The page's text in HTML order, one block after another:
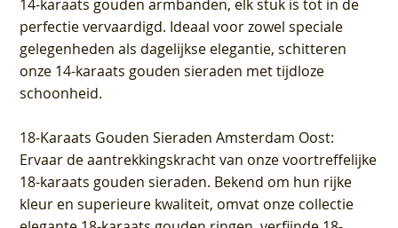
14-karaats gouden armbanden, elk stuk is tot in de
perfectie vervaardigd. Ideaal voor zowel speciale
gelegenheden als dagelijkse elegantie, schitteren
onze 14-karaats gouden sieraden met tijdloze
schoonheid.
18-Karaats Gouden Sieraden Amsterdam Oost:
Ervaar de aantrekkingskracht van onze voortreffelijke
18-karaats gouden sieraden. Bekend om hun rijke
kleur en superieure kwaliteit, omvat onze collectie